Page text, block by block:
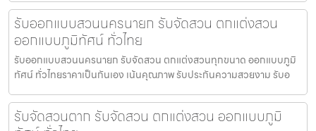
รับออกแบบสวนนครนายก รับจัดสวน ตกแต่งสวน
ออกแบบภูมิทัศน์ ทั่วไทย
รับออกแบบสวนนครนายก รับจัดสวน ตกแต่งสวนทุกขนาด ออกแบบภูมิ
ทัศน์ ทั่วไทยราคาเป็นกันเอง เน้นคุณภาพ รับประกันความสวยงาม รับอ
รับจัดสวนตาก รับจัดสวน ตกแต่งสวน ออกแบบภูมิ